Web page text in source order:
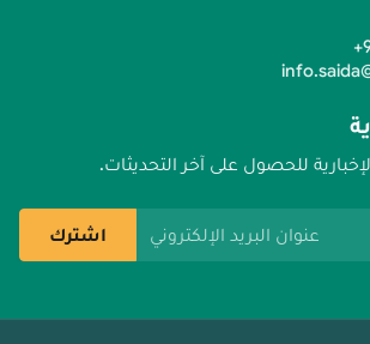
للحصول على آخر التحديثات.
اشترك